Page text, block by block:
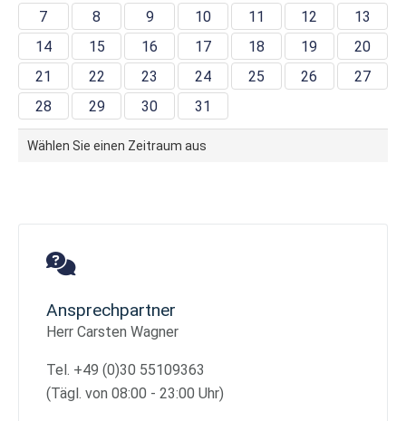
7
8 9 10 11 12
13
14
15 16 17 18 19
20
21
22 23 24 25 26
27
28
29 30 31
Wählen Sie einen Zeitraum aus
Ansprechpartner
Herr Carsten Wagner
Tel. +49 (0)30 55109363
(Tägl. von 08:00 - 23:00 Uhr)